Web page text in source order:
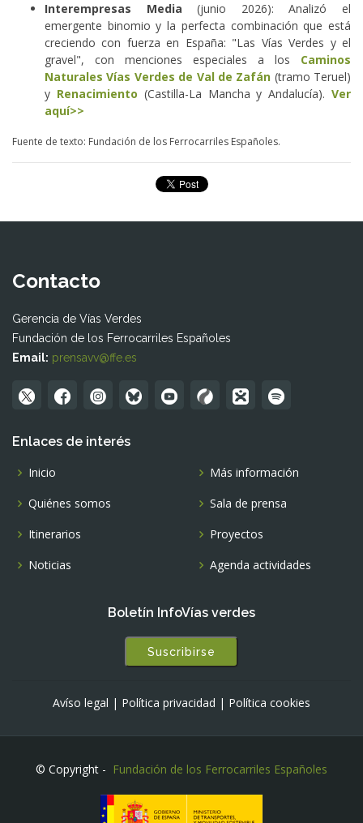
Interempresas Media(junio 2026): Analizó el
emergente binomio y la perfecta combinación que está
creciendo con fuerza en España: "Las Vías Verdes y el
gravel", con menciones especiales a los Caminos
Naturales Vías Verdes de Val de Zafán (tramo Teruel)
y Renacimiento (Castilla-La Mancha y Andalucía).Ver
aquí>>
Fuente de texto: Fundación de los Ferrocarriles Españoles.
Contacto
Gerencia de Vías Verdes
Fundación de los Ferrocarriles Españoles
Email: prensavv@ffe.es
Enlaces de interés
Inicio
Quiénes somos
Itinerarios
Noticias
Más información
Sala de prensa
Proyectos
Agenda actividades
Boletín InfoVías verdes
Suscribirse
Avíso legal | Política privacidad | Política cookies
© Copyright - Fundación de los Ferrocarriles Españoles